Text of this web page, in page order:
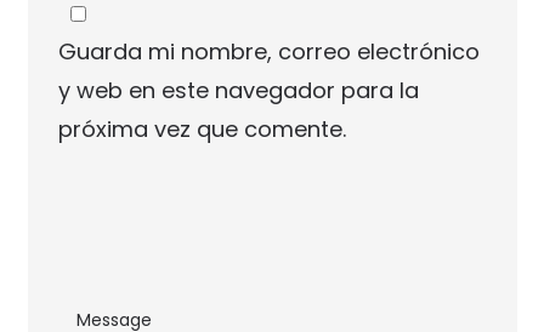
Guarda mi nombre, correo electrónico
y web en este navegador para la
próxima vez que comente.